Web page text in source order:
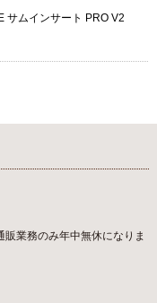
サムインサート PRO V2
業務のみ年中無休になりま